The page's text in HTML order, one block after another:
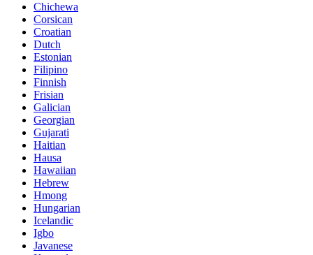
Chichewa
Corsican
Croatian
Dutch
Estonian
Filipino
Finnish
Frisian
Galician
Georgian
Gujarati
Haitian
Hausa
Hawaiian
Hebrew
Hmong
Hungarian
Icelandic
Igbo
Javanese